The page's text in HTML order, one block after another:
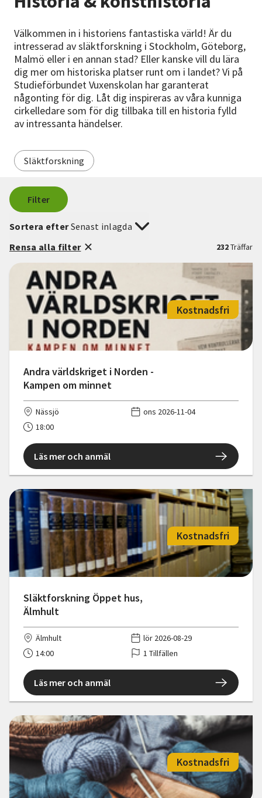
Nyheter
Avdelningar
Lyssna
Välkommen in i historiens fantastiska värld! Är du
intresserad av släktforskning i Stockholm, Göteborg,
Malmö eller i en annan stad? Eller kanske vill du lära
dig mer om historiska platser runt om i landet? Vi på
Studieförbundet Vuxenskolan har garanterat
någonting för dig. Låt dig inspireras av våra kunniga
cirkelledare som för dig tillbaka till en historia fylld
av intressanta händelser.
Släktforskning
Filter
232Träffar
Sortera efterSenast inlagda
Rensa alla filter
Andra världskriget i Norden -
Kampen om minnet
Kostnadsfri
Nässjö
ons 2026-11-04
18:00
Läs mer och anmäl
Släktforskning Öppet hus,
Älmhult
Kostnadsfri
Älmhult
lör 2026-08-29
14:00
1 Tillfällen
Läs mer och anmäl
Kostnadsfri